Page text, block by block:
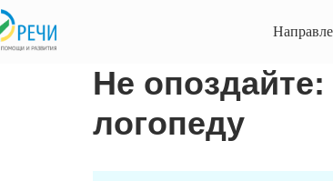
Не опоздайте:
логопеду